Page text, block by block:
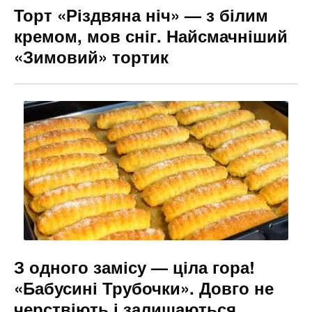
Торт «Різдвяна ніч» — з білим
кремом, мов сніг. Найсмачніший
«Зимовий» тортик
З одного замісу — ціла гора!
«Бабусині Трубочки». Довго не